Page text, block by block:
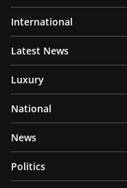
International
Latest News
Luxury
National
News
Politics